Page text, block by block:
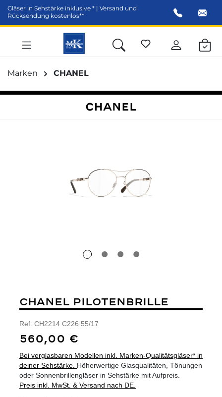
springen
Gläser in Sehstärke inklusive * | Versand und
Rücksendung kostenlos**
Marken CHANEL
CHANEL PILOTENBRILLE
Ref: CH2214 C226 55/17
560,00 €
Bei verglasbaren Modellen inkl. Marken-Qualitätsgläser* in
deiner Sehstärke. Höherwertige Glasqualitäten, Tönungen
oder Sonnenbrillengläser in Sehstärke mit Aufpreis.
Preis inkl. MwSt. & Versand nach DE.